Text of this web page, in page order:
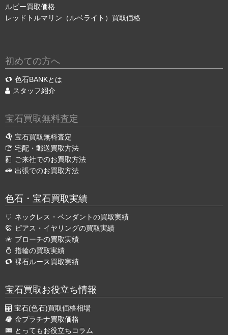
ルビー買取価格
レッドトルマリン（ルベライト）買取価格
初めての方へ
色石BANKとは
スタッフ紹介
宝石買取無料査定
宝石買取無料査定
宅配・郵送買取方法
ご来社でのお買取方法
出張でのお買取方法
色石・宝石買取実績
ネックレス・ペンダントの買取実績
ピアス・イヤリングの買取実績
ブローチの買取実績
指輪の買取実績
裸石ルース買取実績
宝石買取お役立ち情報
宝石(色石)買取価格相場
金プラチナ買取価格
とってもお役立ちコラム